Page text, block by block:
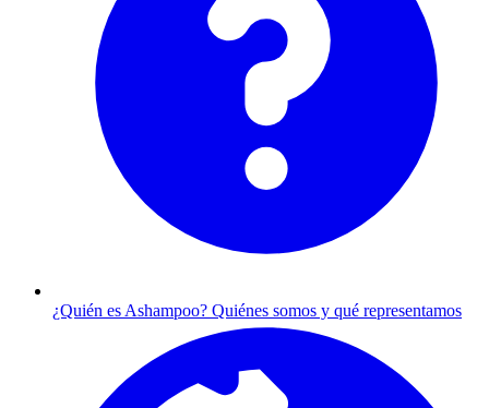
¿Quién es Ashampoo? Quiénes somos y qué representamos